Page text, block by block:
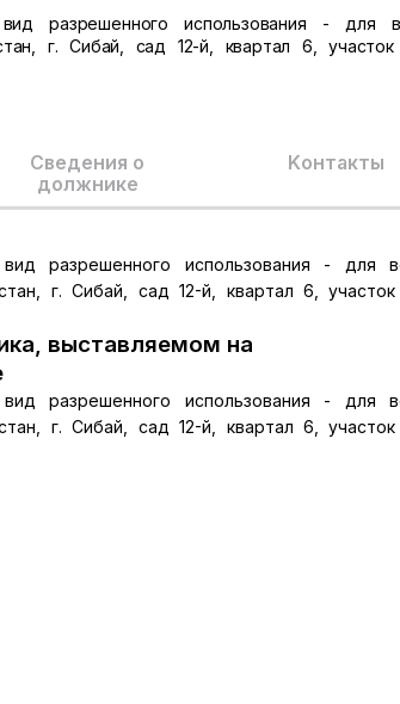
разрешенного использования - для
г. Сибай, сад 12-й, квартал 6,
Сведения о
должнике
Kонтакты
разрешенного использования - для
г. Сибай, сад 12-й, квартал 6,
выставляемом на
разрешенного использования - для
г. Сибай, сад 12-й, квартал 6,